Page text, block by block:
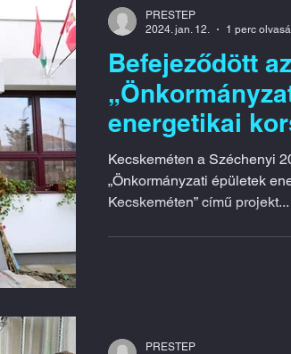
Befejeződött az
energetikai
uniós projekt
Kecskeméten a Széchenyi
„Önkormányzati épületek
Kecskeméten” című projekt...
PRESTEP
2024. jan. 12.
1 perc
PRESTEP